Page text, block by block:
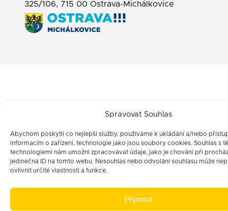
Spravovat Souhlas
Abychom poskytli co nejlepší služby, používáme k ukládání a/nebo
informacím o zařízení, technologie jako jsou soubory cookies. Souhlas s
technologiemi nám umožní zpracovávat údaje, jako je chování při
jedinečná ID na tomto webu. Nesouhlas nebo odvolání souhlasu může
ovlivnit určité vlastnosti a funkce.
Přijmout
325/106, 715 00 Ostrava-Michálkovice